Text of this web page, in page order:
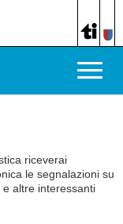
Toggle
riceverai
le segnalazioni su
altre interessanti